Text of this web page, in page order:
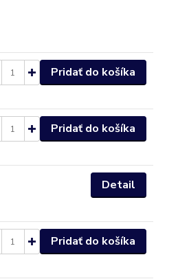
Pridať do košíka
Pridať do košíka
Detail
Pridať do košíka